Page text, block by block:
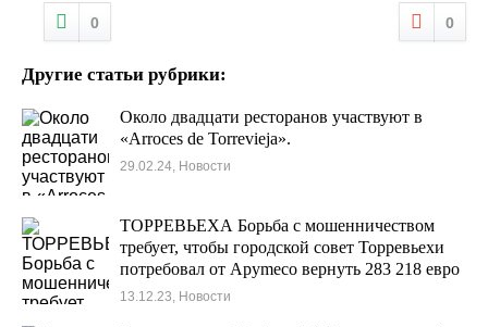
0 0
Другие статьи рубрики:
Около двадцати ресторанов участвуют в
«Arroces de Torrevieja».
29.02.24, Новости
ТОРРЕВЬЕХА Борьба с мошенничеством
требует, чтобы городской совет Торревьехи
потребовал от Apymeco вернуть 283 218 евро
13.12.23, Новости